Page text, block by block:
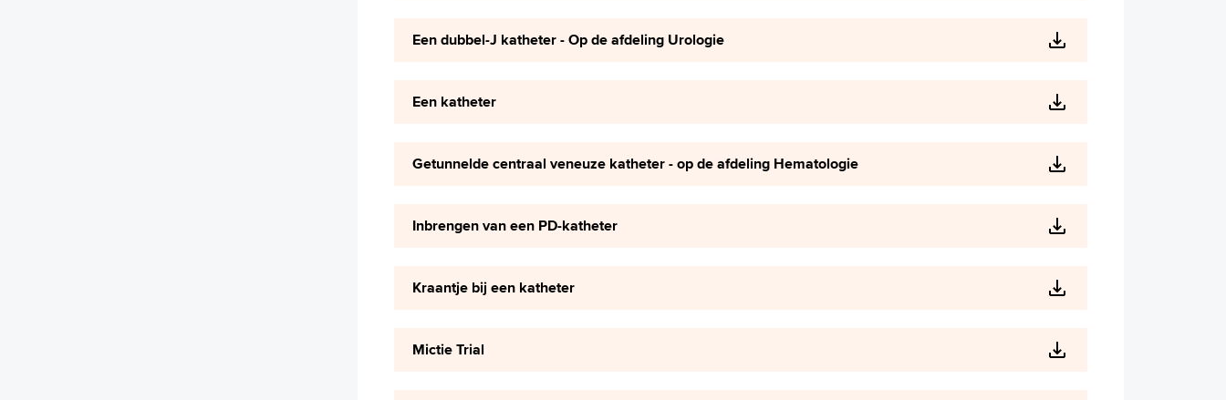
Een dubbel-J katheter - Op de afdeling Urologie
Een katheter
Getunnelde centraal veneuze katheter - op de afdeling Hematologie
Inbrengen van een PD-katheter
Kraantje bij een katheter
Mictie Trial